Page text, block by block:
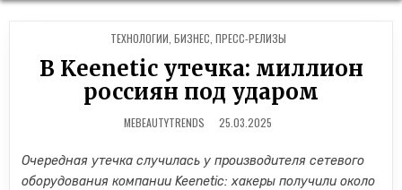
POSTED IN
TЕХНОЛОГИИ БИЗНЕС ПРЕСС-РЕЛИЗЫ
В Keenetic утечка: миллион
россиян под ударом
MEBEAUTYTRENDS 25.03.2025
Очередная утечка случилась у производителя сетевого
оборудования компании Keenetic: хакеры получили около